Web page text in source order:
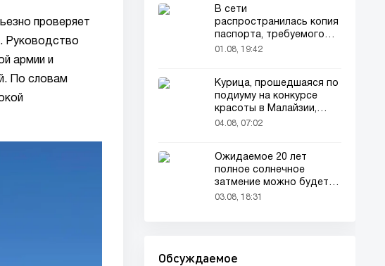
проверяет
Руководство
армии и
По словам
В сети
распространилась копия
паспорта, требуемого
для домашних животных
01.08, 19:42
Курица, прошедшаяся по
подиуму на конкурсе
красоты в Малайзии,
привлекла внимание
04.08, 07:02
Ожидаемое 20 лет
полное солнечное
затмение можно будет
наблюдать в августе
03.08, 18:31
Обсуждаемое